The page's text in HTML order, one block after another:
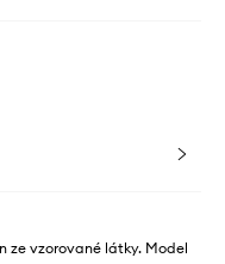
ze vzorované látky. Model